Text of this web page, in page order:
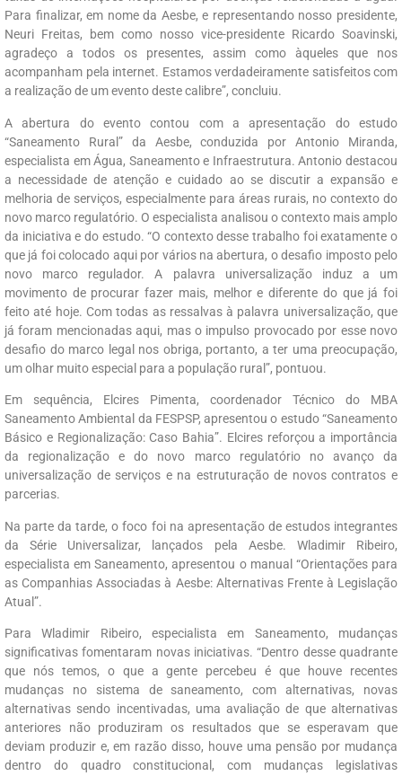
Para finalizar, em nome da Aesbe, e representando nosso presidente,
Neuri Freitas, bem como nosso vice-presidente Ricardo Soavinski,
agradeço a todos os presentes, assim como àqueles que nos
acompanham pela internet. Estamos verdadeiramente satisfeitos com
a realização de um evento deste calibre”, concluiu.
A abertura do evento contou com a apresentação do estudo
“Saneamento Rural” da Aesbe, conduzida por Antonio Miranda,
especialista em Água, Saneamento e Infraestrutura. Antonio destacou
a necessidade de atenção e cuidado ao se discutir a expansão e
melhoria de serviços, especialmente para áreas rurais, no contexto do
novo marco regulatório. O especialista analisou o contexto mais amplo
da iniciativa e do estudo. “O contexto desse trabalho foi exatamente o
que já foi colocado aqui por vários na abertura, o desafio imposto pelo
novo marco regulador. A palavra universalização induz a um
movimento de procurar fazer mais, melhor e diferente do que já foi
feito até hoje. Com todas as ressalvas à palavra universalização, que
já foram mencionadas aqui, mas o impulso provocado por esse novo
desafio do marco legal nos obriga, portanto, a ter uma preocupação,
um olhar muito especial para a população rural”, pontuou.
Em sequência, Elcires Pimenta, coordenador Técnico do MBA
Saneamento Ambiental da FESPSP, apresentou o estudo “Saneamento
Básico e Regionalização: Caso Bahia”. Elcires reforçou a importância
da regionalização e do novo marco regulatório no avanço da
universalização de serviços e na estruturação de novos contratos e
parcerias.
Na parte da tarde, o foco foi na apresentação de estudos integrantes
da Série Universalizar, lançados pela Aesbe. Wladimir Ribeiro,
especialista em Saneamento, apresentou o manual “Orientações para
as Companhias Associadas à Aesbe: Alternativas Frente à Legislação
Atual”.
Para Wladimir Ribeiro, especialista em Saneamento, mudanças
significativas fomentaram novas iniciativas. “Dentro desse quadrante
que nós temos, o que a gente percebeu é que houve recentes
mudanças no sistema de saneamento, com alternativas, novas
alternativas sendo incentivadas, uma avaliação de que alternativas
anteriores não produziram os resultados que se esperavam que
deviam produzir e, em razão disso, houve uma pensão por mudança
dentro do quadro constitucional, com mudanças legislativas